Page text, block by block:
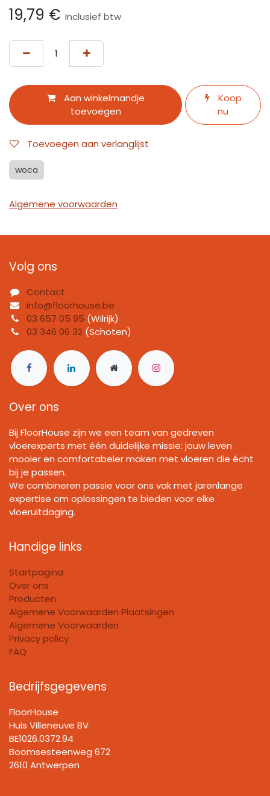
19,79 € Inclusief btw
Aan winkelmandje
toevoegen
Koop
nu
Toevoegen aan verlanglijst
woca
Algemene voorwaarden
Volg ons
Contact
info@floorhouse.be
03 657 05 95 (Wilrijk)
03 346 06 32 (Schoten)
Over ons
Bij FloorHouse zijn we een team van gedreven
vloerexperts met één duidelijke missie: jouw leven
mooier en comfortabeler maken met vloeren die écht
bij je passen.
We combineren passie voor ons vak met jarenlange
expertise om oplossingen te bieden voor elke
vloeruitdaging.
Handige links
Startpagina
Over ons
Producten
Algemene Voorwaarden Plaatsingen
Algemene Voorwaarden
Privacy policy
FAQ
Bedrijfsgegevens
FloorHouse
Huis Villeneuve BV​
BE1026.0372.94
Boomsesteenweg 672
2610 Antwerpen